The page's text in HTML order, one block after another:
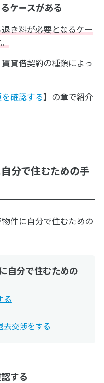
ケースがある
き料が必要となるケー
貸借契約の種類によっ
確認する】の章で紹介
分で住むための手
件に自分で住むための
自分で住むための
る
去交渉をする
する